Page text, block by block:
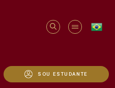
SOU ESTUDANTE